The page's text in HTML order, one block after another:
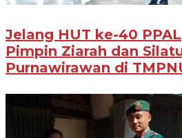
Jelang HUT ke-40
Pimpin Ziarah dan
Purnawirawan di